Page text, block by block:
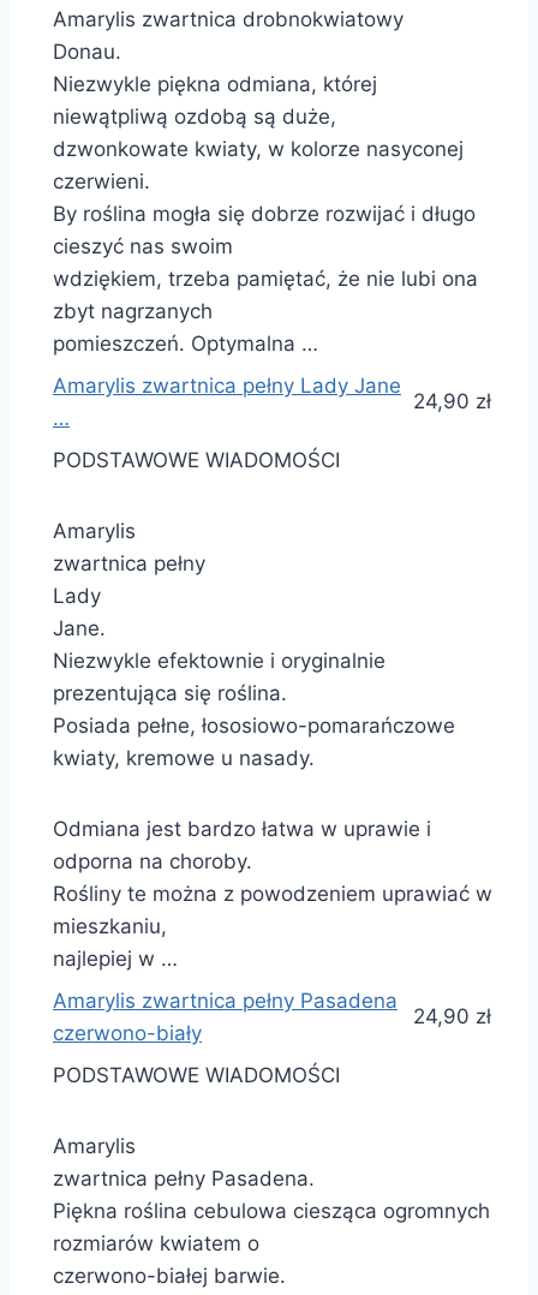
Amarylis zwartnica drobnokwiatowy
Donau.
Niezwykle piękna odmiana, której
niewątpliwą ozdobą są duże,
dzwonkowate kwiaty, w kolorze nasyconej
czerwieni.
By roślina mogła się dobrze rozwijać i długo
cieszyć nas swoim
wdziękiem, trzeba pamiętać, że nie lubi ona
zbyt nagrzanych
pomieszczeń. Optymalna …
Amarylis zwartnica pełny Lady Jane
…
24,90 zł
PODSTAWOWE WIADOMOŚCI
Amarylis
zwartnica pełny
Lady
Jane.
Niezwykle efektownie i oryginalnie
prezentująca się roślina.
Posiada pełne, łososiowo-pomarańczowe
kwiaty, kremowe u nasady.
Odmiana jest bardzo łatwa w uprawie i
odporna na choroby.
Rośliny te można z powodzeniem uprawiać w
mieszkaniu,
najlepiej w …
Amarylis zwartnica pełny Pasadena
czerwono-biały
24,90 zł
PODSTAWOWE WIADOMOŚCI
Amarylis
zwartnica pełny Pasadena.
Piękna roślina cebulowa ciesząca ogromnych
rozmiarów kwiatem o
czerwono-białej barwie.